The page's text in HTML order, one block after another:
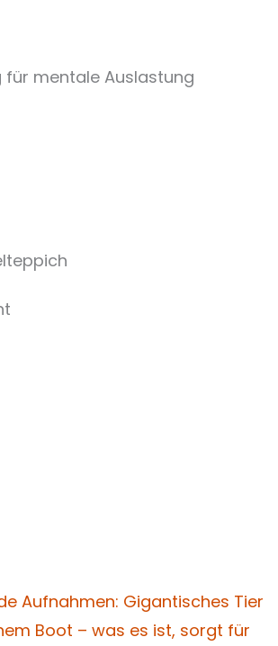
für mentale Auslastung
Aufnahmen: Gigantisches Tier
Boot – was es ist, sorgt für